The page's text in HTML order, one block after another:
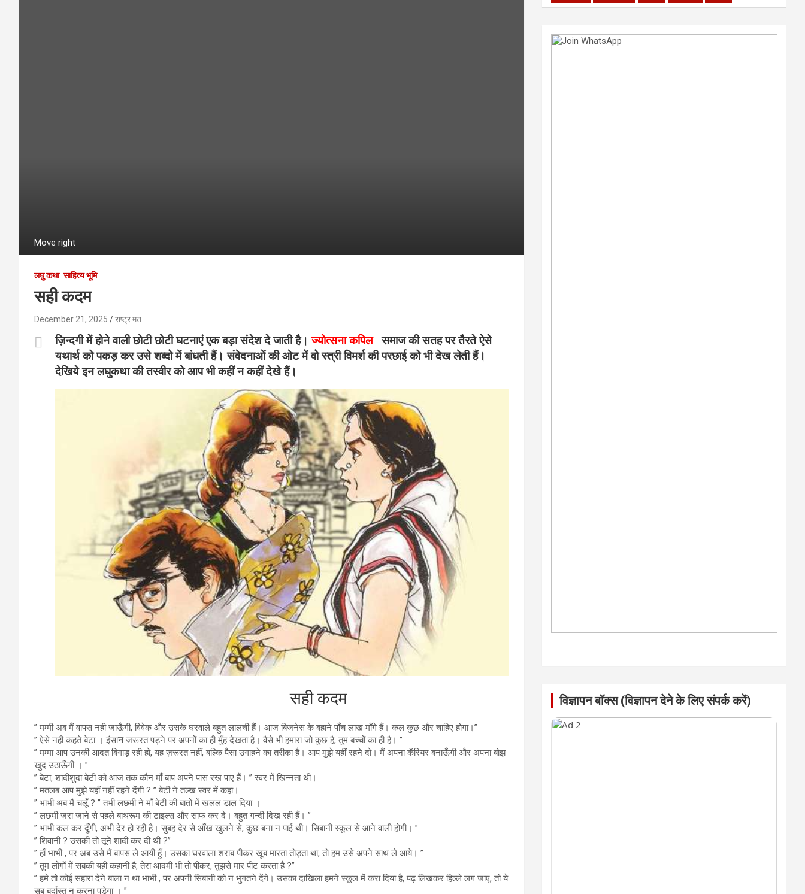
Move right
लघु कथा साहित्य भूमि
सही कदम
December 21, 2025 राष्ट्र मत
ज़िन्दगी में होने वाली छोटी छोटी घटनाएं एक बड़ा संदेश दे जाती है।ज्योत्सना कपिल
समाज की सतह पर तैरते ऐसे
यथार्थ को पकड़ कर उसे शब्दो में बांधती हैं। संवेदनाओं की ओट में वो स्त्री विमर्श की परछाई को भी देख लेती हैं।
देखिये इन लघुकथा की तस्वीर को आप भी कहीं न कहीं देखे हैं।
सही कदम
” मम्मी अब मैं वापस नही जाऊँगी, विवेक और उसके घरवाले बहुत लालची हैं। आज बिजनेस के बहाने पाँच लाख माँगे हैं। कल कुछ और चाहिए होगा।”
” ऐसे नही कहते बेटा । इंसानजरूरत पड़ने पर अपनों का ही मुँह देखता है। वैसे भी हमारा जो कुछ है, तुम बच्चों का ही है। ”
” मम्मा आप उनकी आदत बिगाड़ रही हो, यह ज़रूरत नहीं, बल्कि पैसा उगाहने का तरीका है। आप मुझे यहीं रहने दो। मैं अपना कॅरियर बनाऊँगी और अपना बोझ
खुद उठाऊँगी । ”
” बेटा, शादीशुदा बेटी को आज तक कौन माँ बाप अपने पास रख पाए हैं। ” स्वर में खिन्नता थी।
” मतलब आप मुझे यहाँ नहीं रहने देंगी ? ” बेटी ने तल्ख स्वर में कहा।
” भाभी अब मैं चलूँ ? ” तभी लछमी ने माँ बेटी की बातों में ख़लल डाल दिया ।
” लछमी ज़रा जाने से पहले बाथरूम की टाइल्स और साफ कर दे। बहुत गन्दी दिख रही हैं। ”
” भाभी कल कर दूँगी, अभी देर हो रही है। सुबह देर से आँख खुलने से, कुछ बना न पाई थी। सिबानी स्कूल से आने वाली होगी। ”
” शिवानी ? उसकी तो तूने शादी कर दी थी ?”
” हाँ भाभी , पर अब उसे मैं बापस ले आयी हूँ। उसका घरवाला शराब पीकर खूब मारता तोड़ता था, तो हम उसे अपने साथ ले आये। ”
” तुम लोगों में सबकी यही कहानी है, तेरा आदमी भी तो पीकर, तुझसे मार पीट करता है ?”
” हमे तो कोई सहारा देने बाला न था भाभी , पर अपनी सिबानी को न भुगतने देंगे। उसका दाखिला हमने स्कूल में करा दिया है, पढ़ लिखकर हिल्ले लग जाए, तो ये
सब बर्दास्त न करना पड़ेगा । ”
विज्ञापन बॉक्स (विज्ञापन देने के लिए संपर्क करें)